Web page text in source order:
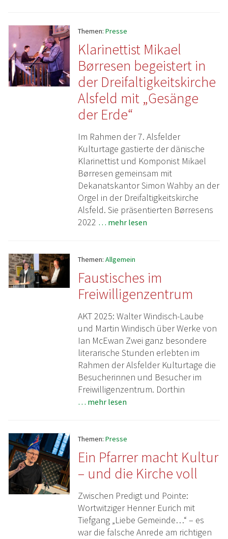
Themen: Presse
Klarinettist Mikael
Børresen begeistert in
der Dreifaltigkeitskirche
Alsfeld mit „Gesänge
der Erde“
Im Rahmen der 7. Alsfelder
Kulturtage gastierte der dänische
Klarinettist und Komponist Mikael
Børresen gemeinsam mit
Dekanatskantor Simon Wahby an der
Orgel in der Dreifaltigkeitskirche
Alsfeld. Sie präsentierten Børresens
2022 … mehr lesen
Themen: Allgemein
Faustisches im
Freiwilligenzentrum
AKT 2025: Walter Windisch-Laube
und Martin Windisch über Werke von
Ian McEwan Zwei ganz besondere
literarische Stunden erlebten im
Rahmen der Alsfelder Kulturtage die
Besucherinnen und Besucher im
Freiwilligenzentrum. Dorthin
… mehr lesen
Themen: Presse
Ein Pfarrer macht Kultur
– und die Kirche voll
Zwischen Predigt und Pointe:
Wortwitziger Henner Eurich mit
Tiefgang „Liebe Gemeinde…“ – es
war die falsche Anrede am richtigen